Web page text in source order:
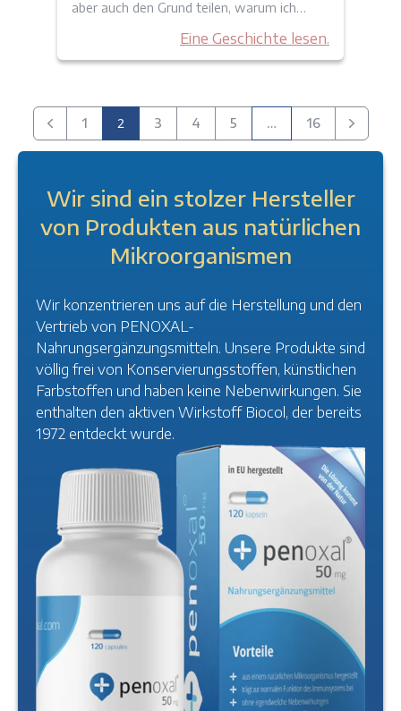
aber auch den Grund teilen, warum ich…
Eine Geschichte lesen.
Vorherige
1 2 3 4 5 … 16 Nächste
Wir sind ein stolzer Hersteller
von Produkten aus natürlichen
Mikroorganismen
Wir konzentrieren uns auf die Herstellung und den
Vertrieb von PENOXAL-
Nahrungsergänzungsmitteln. Unsere Produkte sind
völlig frei von Konservierungsstoffen, künstlichen
Farbstoffen und haben keine Nebenwirkungen. Sie
enthalten den aktiven Wirkstoff Biocol, der bereits
1972 entdeckt wurde.